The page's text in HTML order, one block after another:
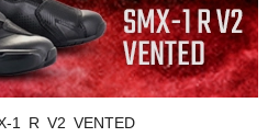
1 R V2 VENTED